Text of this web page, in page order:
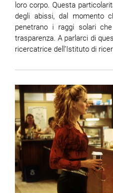
loro corpo. Questa
degli abissi, dal momento
penetrano i raggi solari
trasparenza. A parlarci di
ricercatrice dell’Istituto di